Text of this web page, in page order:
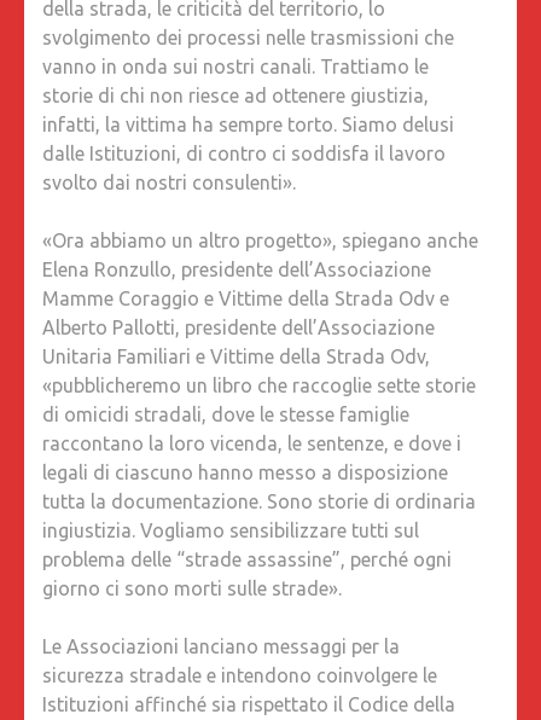
della strada, le criticità del territorio, lo
svolgimento dei processi nelle trasmissioni che
vanno in onda sui nostri canali. Trattiamo le
storie di chi non riesce ad ottenere giustizia,
infatti, la vittima ha sempre torto. Siamo delusi
dalle Istituzioni, di contro ci soddisfa il lavoro
svolto dai nostri consulenti».
«Ora abbiamo un altro progetto», spiegano anche
Elena Ronzullo, presidente dell’Associazione
Mamme Coraggio e Vittime della Strada Odv e
Alberto Pallotti, presidente dell’Associazione
Unitaria Familiari e Vittime della Strada Odv,
«pubblicheremo un libro che raccoglie sette storie
di omicidi stradali, dove le stesse famiglie
raccontano la loro vicenda, le sentenze, e dove i
legali di ciascuno hanno messo a disposizione
tutta la documentazione. Sono storie di ordinaria
ingiustizia. Vogliamo sensibilizzare tutti sul
problema delle “strade assassine”, perché ogni
giorno ci sono morti sulle strade».
Le Associazioni lanciano messaggi per la
sicurezza stradale e intendono coinvolgere le
Istituzioni affinché sia rispettato il Codice della